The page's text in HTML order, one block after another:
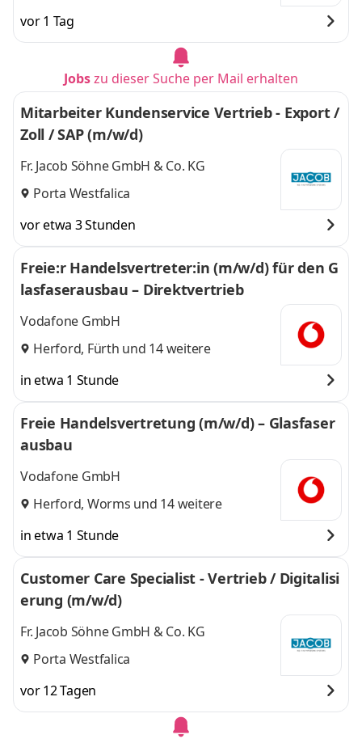
vor 1 Tag
Jobszu dieser Suche per Mail erhalten
Mitarbeiter Kundenservice Vertrieb - Export /
Zoll / SAP (m/w/d)
Fr. Jacob Söhne GmbH & Co. KG
Porta Westfalica
vor etwa 3 Stunden
Freie:r Handelsvertreter:in (m/w/d) für den G
lasfaserausbau – Direktvertrieb
Vodafone GmbH
Herford, Fürth und 14 weitere
in etwa 1 Stunde
Freie Handelsvertretung (m/w/d) – Glasfaser
ausbau
Vodafone GmbH
Herford, Worms und 14 weitere
in etwa 1 Stunde
Customer Care Specialist - Vertrieb / Digitalisi
erung (m/w/d)
Fr. Jacob Söhne GmbH & Co. KG
Porta Westfalica
vor 12 Tagen